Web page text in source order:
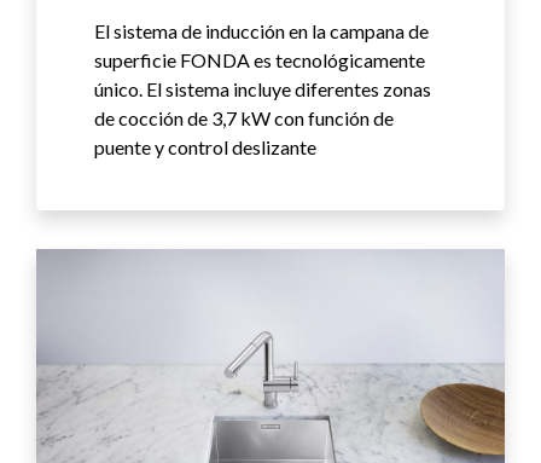
El sistema de inducción en la campana de
superficie FONDA es tecnológicamente
único. El sistema incluye diferentes zonas
de cocción de 3,7 kW con función de
puente y control deslizante